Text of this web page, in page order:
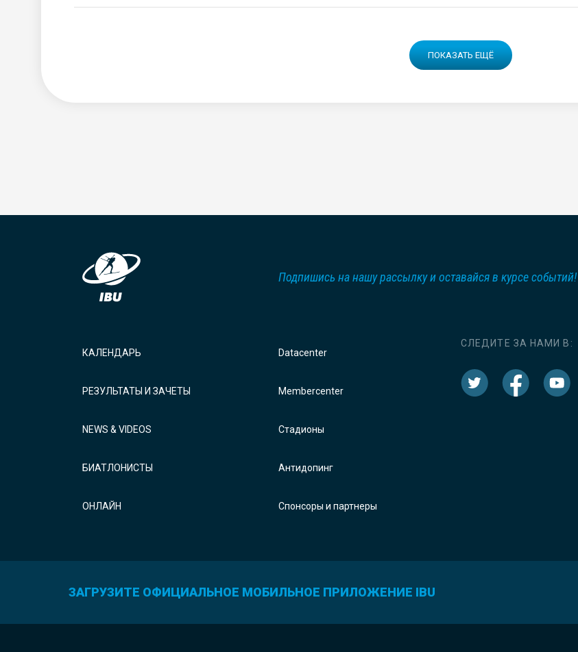
ПОКАЗАТЬ ЕЩЁ
Подпишись на нашу рассылку и оставайся в курсе событий!
КАЛЕНДАРЬ
РЕЗУЛЬТАТЫ И ЗАЧЕТЫ
NEWS & VIDEOS
БИАТЛОНИСТЫ
ОНЛАЙН
Datacenter
Membercenter
Стадионы
Антидопинг
Спонсоры и партнеры
СЛЕДИТЕ ЗА НАМИ В:
ЗАГРУЗИТЕ ОФИЦИАЛЬНОЕ МОБИЛЬНОЕ ПРИЛОЖЕНИЕ IBU